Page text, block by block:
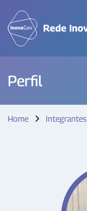
Perfil
Home Integrantes